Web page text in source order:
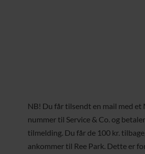
NB! Du får tilsendt en mail med et
nummer til Service & Co. og
tilmelding. Du får de 100 kr.
ankommer til Ree Park. Dette er